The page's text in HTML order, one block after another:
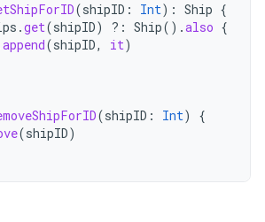
(shipID : Int): Ship {
.get(shipID) ?: Ship().also {
append(shipID, it)
(shipID : Int)
{
(shipID)